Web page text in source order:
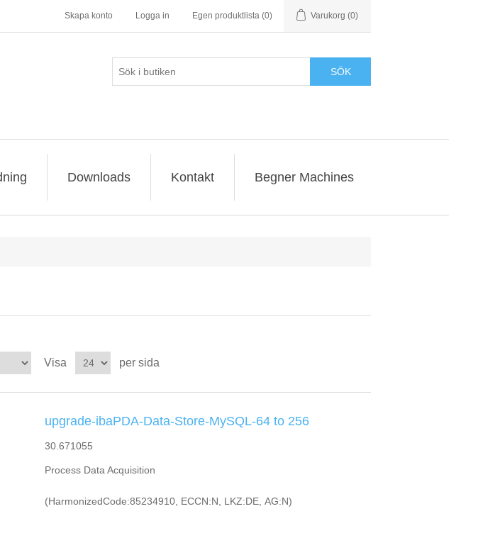
Skapa konto Logga in Egen produktlista (0) Varukorg (0)
SÖK
Downloads Kontakt Begner Machines
Visa per sida
upgrade-ibaPDA-Data-Store-MySQL-64 to 256
30.671055
Process Data Acquisition
(HarmonizedCode:85234910, ECCN:N, LKZ:DE, AG:N)